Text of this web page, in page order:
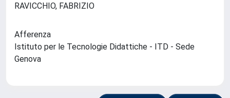
RAVICCHIO, FABRIZIO
Afferenza
Istituto per le Tecnologie Didattiche - ITD - Sede
Genova